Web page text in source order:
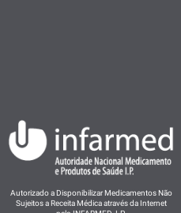
Autorizado a Disponibilizar Medicamentos Não
Sujeitos a Receita Médica através da Internet